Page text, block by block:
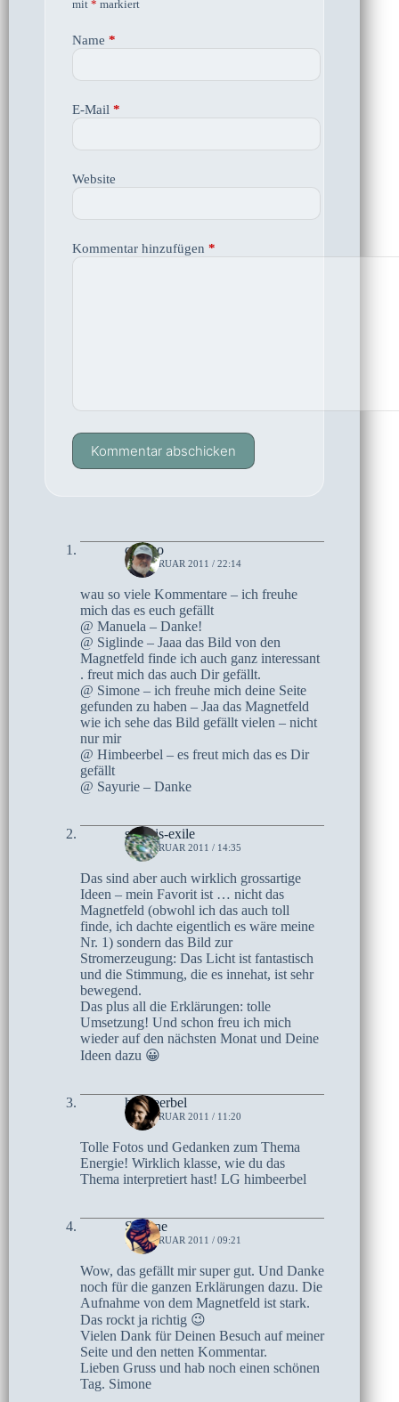
mit * markiert
Name *
E-Mail *
Website
Kommentar hinzufügen *
Kommentar abschicken
czoczo
18. FEBRUAR 2011 / 22:14
wau so viele Kommentare – ich freuhe
mich das es euch gefällt
@ Manuela – Danke!
@ Siglinde – Jaaa das Bild von den
Magnetfeld finde ich auch ganz interessant
. freut mich das auch Dir gefällt.
@ Simone – ich freuhe mich deine Seite
gefunden zu haben – Jaa das Magnetfeld
wie ich sehe das Bild gefällt vielen – nicht
nur mir
@ Himbeerbel – es freut mich das es Dir
gefällt
@ Sayurie – Danke
sayuris-exile
16. FEBRUAR 2011 / 14:35
Das sind aber auch wirklich grossartige
Ideen – mein Favorit ist … nicht das
Magnetfeld (obwohl ich das auch toll
finde, ich dachte eigentlich es wäre meine
Nr. 1) sondern das Bild zur
Stromerzeugung: Das Licht ist fantastisch
und die Stimmung, die es innehat, ist sehr
bewegend.
Das plus all die Erklärungen: tolle
Umsetzung! Und schon freu ich mich
wieder auf den nächsten Monat und Deine
Ideen dazu 😀
himbeerbel
16. FEBRUAR 2011 / 11:20
Tolle Fotos und Gedanken zum Thema
Energie! Wirklich klasse, wie du das
Thema interpretiert hast! LG himbeerbel
Simone
16. FEBRUAR 2011 / 09:21
Wow, das gefällt mir super gut. Und Danke
noch für die ganzen Erklärungen dazu. Die
Aufnahme von dem Magnetfeld ist stark.
Das rockt ja richtig 😉
Vielen Dank für Deinen Besuch auf meiner
Seite und den netten Kommentar.
Lieben Gruss und hab noch einen schönen
Tag. Simone